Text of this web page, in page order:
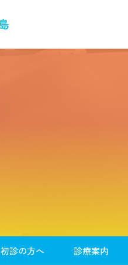
初診の方へ
診療案内